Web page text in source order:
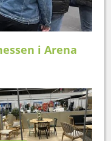
i Arena